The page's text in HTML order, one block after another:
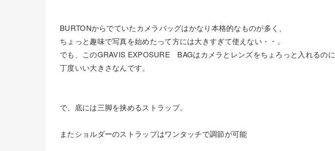
BURTONからでていたカメラバッグはかなり本格的なものが多く、
ちょっと趣味で写真を始めたって方には大きすぎて使えない・・。
でも、このGRAVIS EXPOSURE BAGはカメラとレンズをちょろっと入れるのに
丁度いい大きさなんです。
で、底には三脚を挟めるストラップ。
またショルダーのストラップはワンタッチで調節が可能